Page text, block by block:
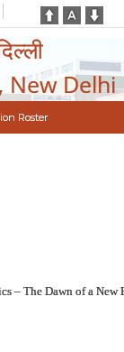
New Delhi
Roster
The Dawn of a New